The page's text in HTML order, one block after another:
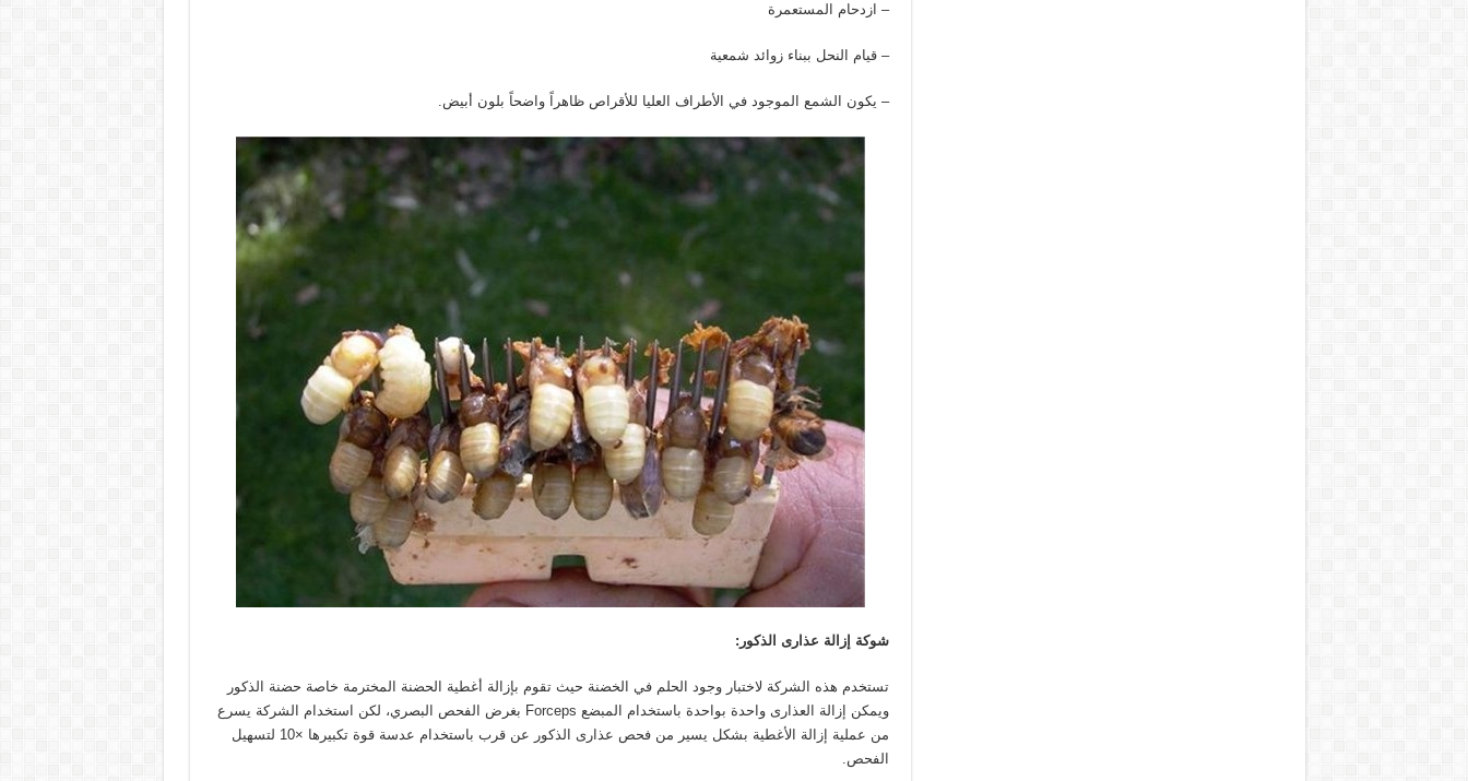
– ازدحام المستعمرة
– قيام النحل ببناء زوائد شمعية
– يكون الشمع الموجود في الأطراف العليا للأقراص ظاهراً واضحاً بلون أبيض.
شوكة إزالة عذارى الذكور:
تستخدم هذه الشركة لاختبار وجود الحلم في الخضنة حيث تقوم بإزالة أغطية الحضنة المخترمة خاصة حضنة الذكور
ويمكن إزالة العذارى واحدة بواحدة باستخدام المبضع Forceps بغرض الفحص البصري، لكن استخدام الشركة يسرع
من عملية إزالة الأغطية بشكل يسير من فحص عذارى الذكور عن قرب باستخدام عدسة قوة تكبيرها ×10 لتسهيل
الفحص.